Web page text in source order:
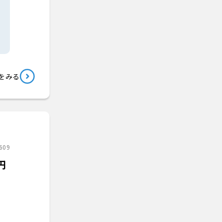
みる